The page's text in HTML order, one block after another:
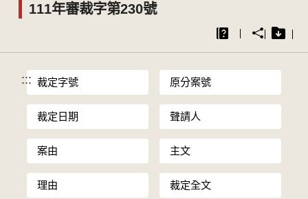
111年審裁字第230號
::: 裁定字號 原分案號
裁定日期 聲請人
案由 主文
理由 裁定全文